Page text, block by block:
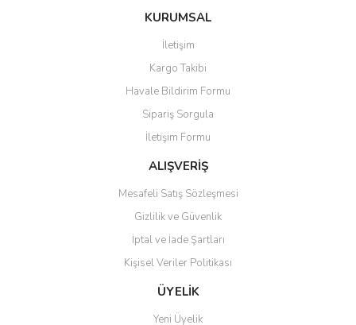
KURUMSAL
İletişim
Kargo Takibi
Havale Bildirim Formu
Sipariş Sorgula
İletişim Formu
ALIŞVERİŞ
Mesafeli Satış Sözleşmesi
Gizlilik ve Güvenlik
İptal ve İade Şartları
Kişisel Veriler Politikası
ÜYELİK
Yeni Üyelik